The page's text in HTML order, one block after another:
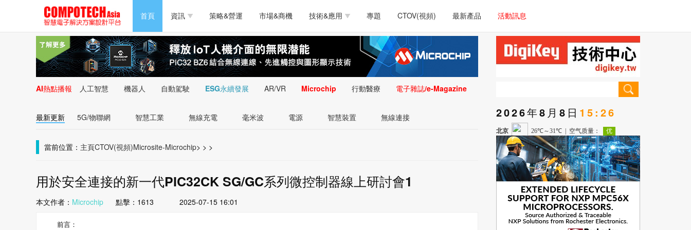
首頁 資訊
半導體/零組件 測試量測
PC/周邊 軟體/工具 醫療電子
新能源 人工智慧 安防監控
策略&營運 市場&商機 技術&應用
電源技術
醫療電子 通訊&網路
類比技術 LED/照明技術 微處理器/微控制器
嵌入技術 感測技術
專題 CTOV(視頻) 最新產品 活動訊息
PC/周邊 軟體/工具 醫療電子
新能源 人工智慧 安防監控
醫療電子 通訊&網路 介面技術
類比技術 LED/照明技術 微處理器/微控制器
嵌入技術 感測技術 量測儀器
智慧型視覺影像/監
控技術
AI熱點播報 人工智慧 機器人 自動駕駛 ESG永續發展 AR/VR Microchip 行動醫療 電子雜誌/e-Magazine
最新更新 5G/物聯網 智慧工業 無線充電 毫米波 電源 智慧裝置 無線連接
當前位置： 主頁 >
CTOV(視頻) >
Microsite-Microchip >
用於安全連接的新一代PIC32CK SG/GC系列微控制器線上研討會1
本文作者： Microchip點擊： 1613 2025-07-15 16:01
前言：
2026年8月8日 15:26